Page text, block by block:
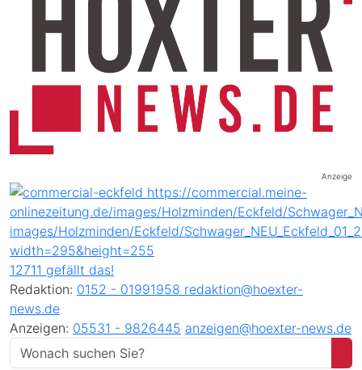
Anzeige
12711 gefällt das!
Redaktion: 0152 - 01991958 redaktion@hoexter-
news.de
Anzeigen: 05531 - 9826445 anzeigen@hoexter-news.de